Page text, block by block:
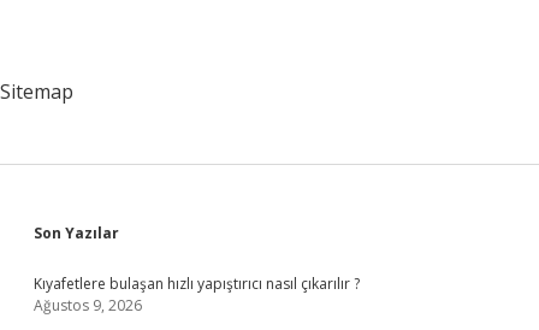
Sitemap
Sidebar
Son Yazılar
Kıyafetlere bulaşan hızlı yapıştırıcı nasıl çıkarılır ?
Ağustos 9, 2026